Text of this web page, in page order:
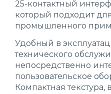
25-контактный
который подходит
промышленного
Удобный в
технического
непосредственно
пользовательское
Компактная текстура,